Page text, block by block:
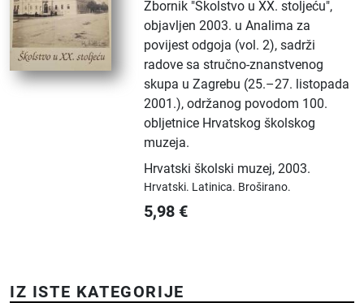
Zbornik "Školstvo u XX. stoljeću",
objavljen 2003. u Analima za
povijest odgoja (vol. 2), sadrži
radove sa stručno-znanstvenog
skupa u Zagrebu (25.–27. listopada
2001.), održanog povodom 100.
obljetnice Hrvatskog školskog
muzeja.
Hrvatski školski muzej,2003.
Hrvatski. Latinica. Broširano.
5,98 €
IZ ISTE KATEGORIJE